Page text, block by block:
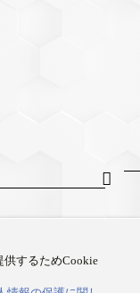
供するためCookie